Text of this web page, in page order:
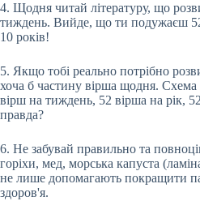
4. Щодня читай літературу, що
тиждень. Вийде, що ти подужаєш 52
10 років!
5. Якщо тобі реально потрібно
хоча б частину вірша щодня. Схема
вірш на тиждень, 52 вірша на рік,
правда?
6. Не забувай правильно та
горіхи, мед, морська капуста
не лише допомагають покращити
здоров'я.